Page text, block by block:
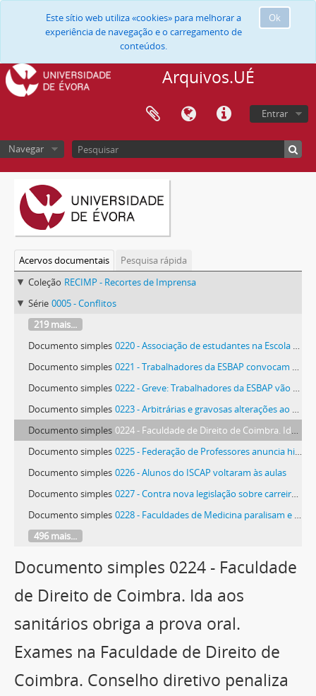
Ok
Este sítio web utiliza «cookies» para melhorar a
experiência de navegação e o carregamento de
conteúdos.
Arquivos.UÉ
Entrar
Navegar
Acervos documentais
Pesquisa rápida
Coleção RECIMP - Recortes de Imprensa
Série 0005 - Conflitos
219 mais...
Documento simples 0220 - Associação de estudantes na Escola Superior Agrária
Documento simples 0221 - Trabalhadores da ESBAP convocam nova greve
Documento simples 0222 - Greve: Trabalhadores da ESBAP vão paralisar de novo: Pessoal não docente. Greve na ESBAP
Documento simples 0223 - Arbitrárias e gravosas alterações ao regulamento da Faculdade de Direito - considera a Associação Académica de Coimbra
Documento simples 0224 - Faculdade de Direito de Coimbra. Ida aos sanitários obriga a prova oral. Exames na Faculdade de Direito de Coimbra. Conselho diretivo penaliza quem for aos sanitários
Documento simples 0225 - Federação de Professores anuncia hipóteses de greve em Fevereiro
Documento simples 0226 - Alunos do ISCAP voltaram às aulas
Documento simples 0227 - Contra nova legislação sobre carreiras médicas. Estudantes de Medicina em greve na sexta-feira
Documento simples 0228 - Faculdades de Medicina paralisam e Policlínicos vão para a greve
496 mais...
Documento simples 0224 - Faculdade
de Direito de Coimbra. Ida aos
sanitários obriga a prova oral.
Exames na Faculdade de Direito de
Coimbra. Conselho diretivo penaliza